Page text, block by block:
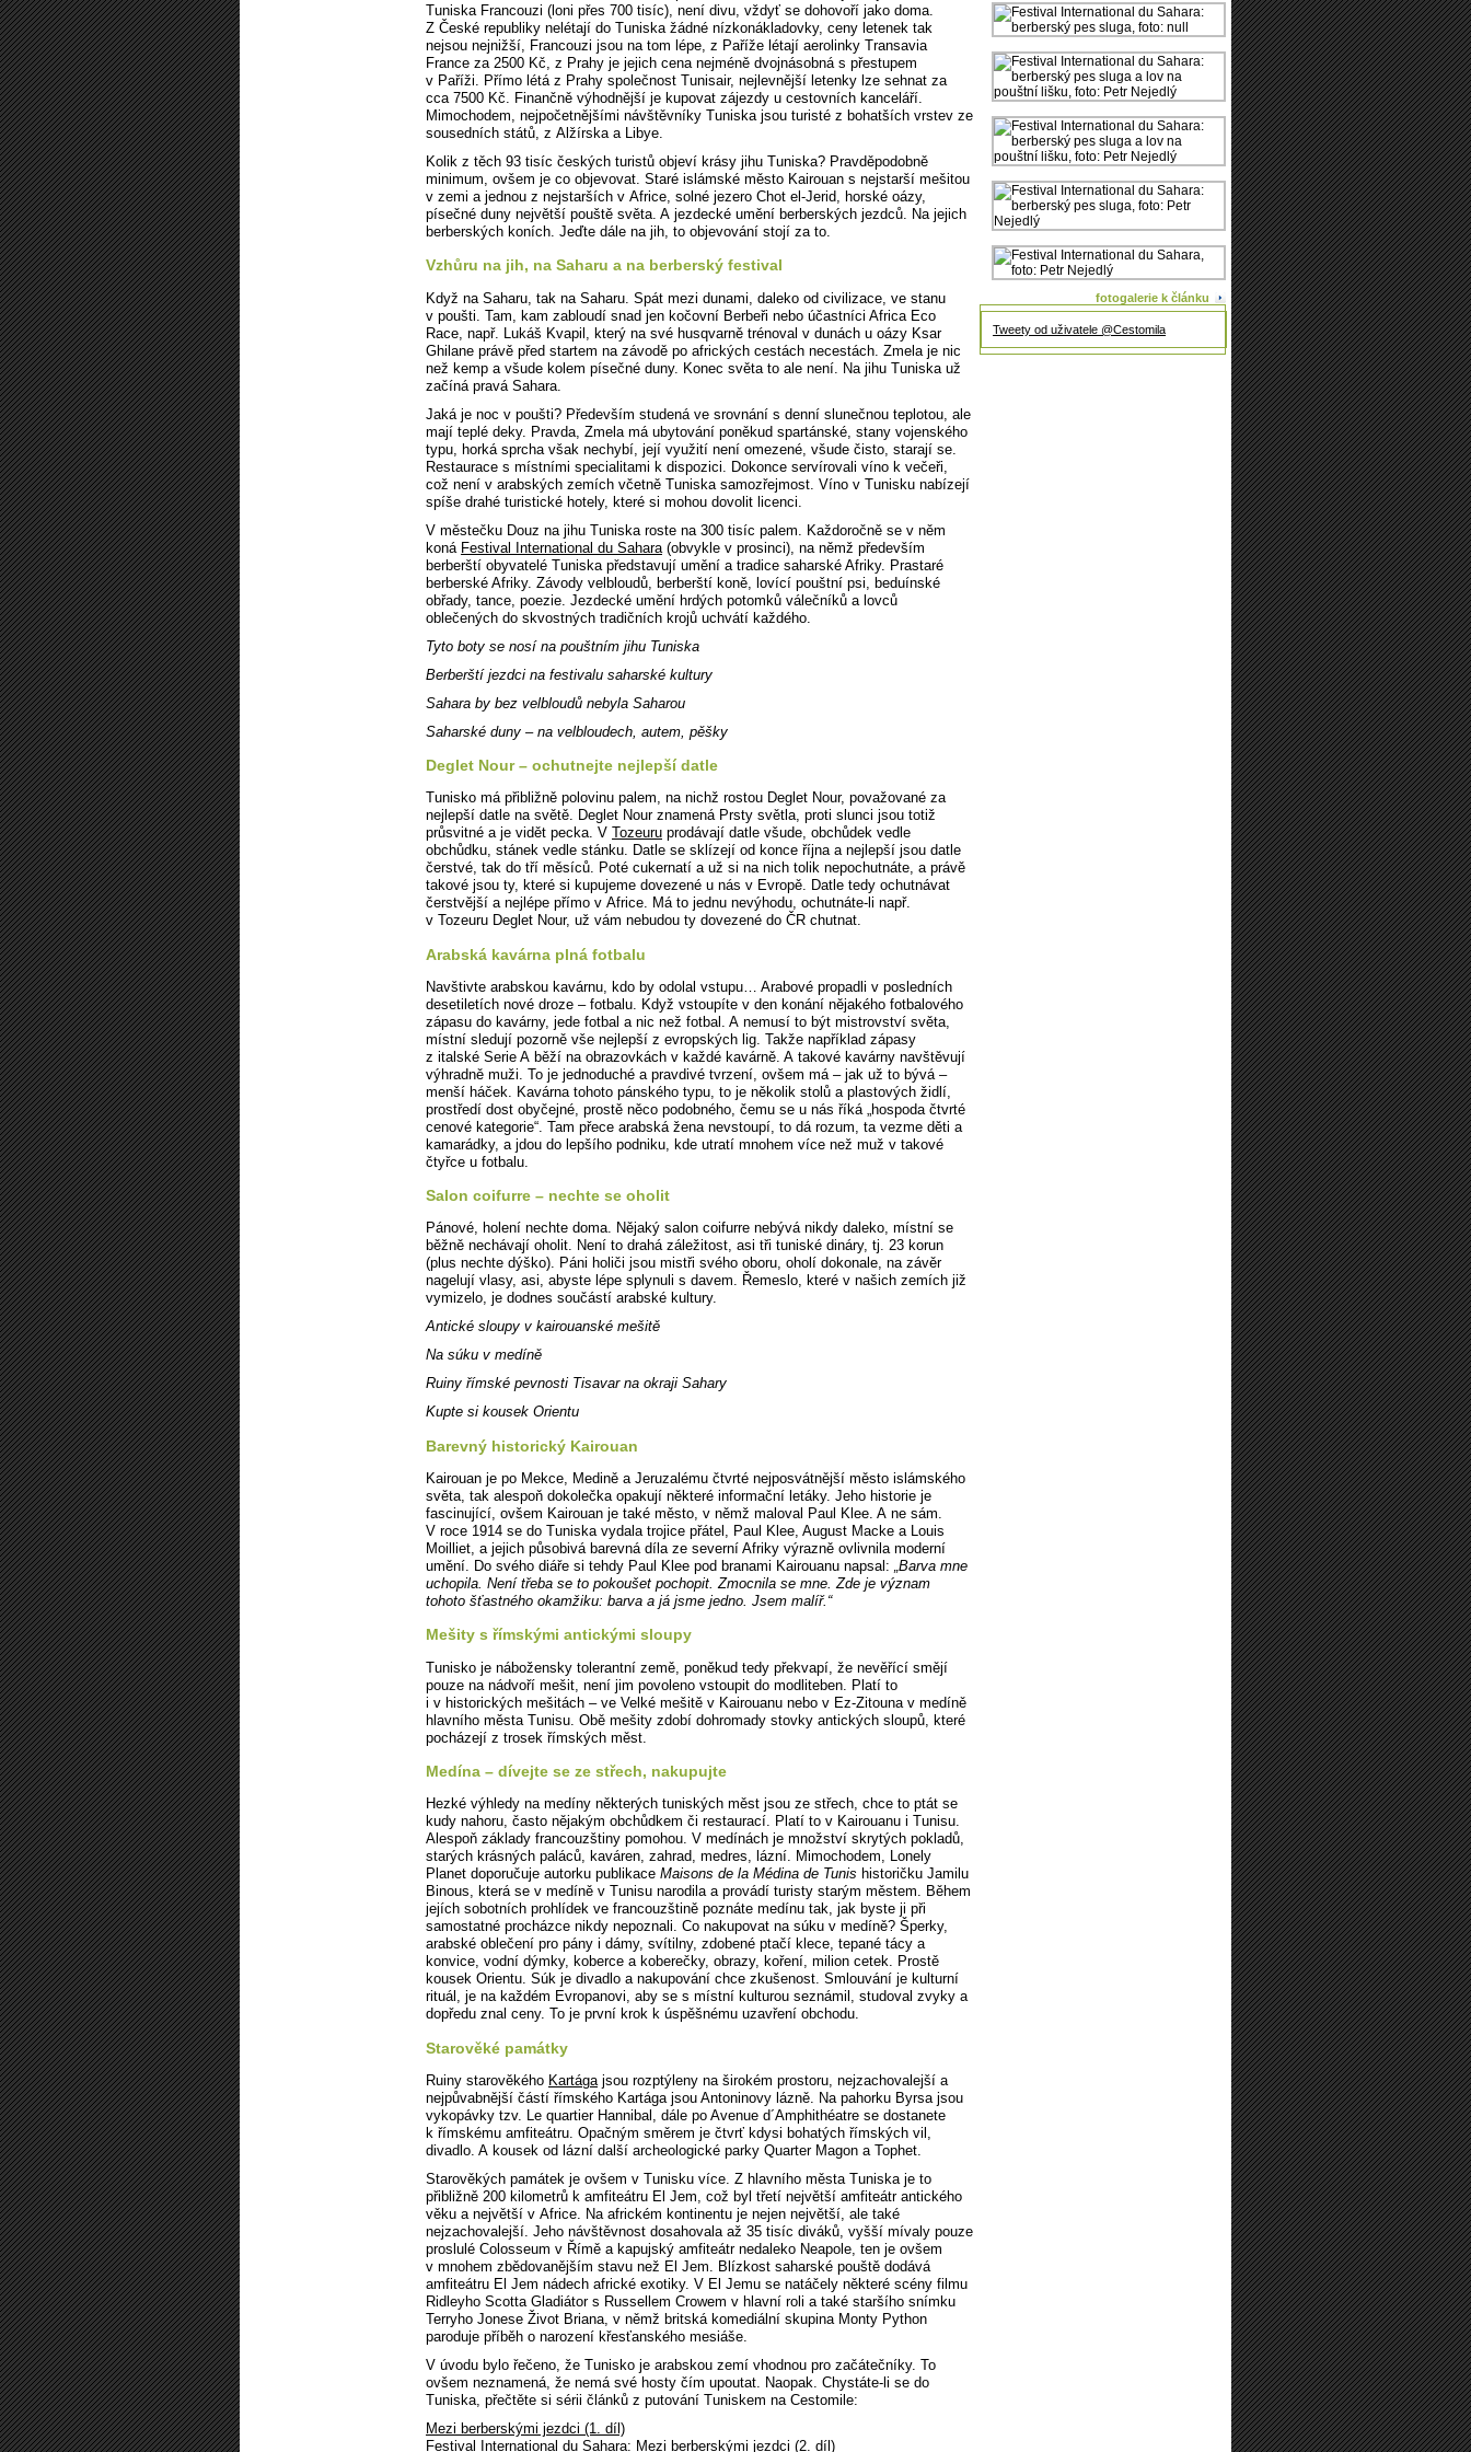
Tuniska Francouzi (loni přes 700 tisíc), není divu, vždyť se dohovoří jako doma.
Z České republiky nelétají do Tuniska žádné nízkonákladovky, ceny letenek tak
nejsou nejnižší, Francouzi jsou na tom lépe, z Paříže létají aerolinky Transavia
France za 2500 Kč, z Prahy je jejich cena nejméně dvojnásobná s přestupem
v Paříži. Přímo létá z Prahy společnost Tunisair, nejlevnější letenky lze sehnat za
cca 7500 Kč. Finančně výhodnější je kupovat zájezdy u cestovních kanceláří.
Mimochodem, nejpočetnějšími návštěvníky Tuniska jsou turisté z bohatších vrstev ze
sousedních států, z Alžírska a Libye.
Kolik z těch 93 tisíc českých turistů objeví krásy jihu Tuniska? Pravděpodobně
minimum, ovšem je co objevovat. Staré islámské město Kairouan s nejstarší mešitou
v zemi a jednou z nejstarších v Africe, solné jezero Chot el-Jerid, horské oázy,
písečné duny největší pouště světa. A jezdecké umění berberských jezdců. Na jejich
berberských koních. Jeďte dále na jih, to objevování stojí za to.
Vzhůru na jih, na Saharu a na berberský festival
Když na Saharu, tak na Saharu. Spát mezi dunami, daleko od civilizace, ve stanu
v poušti. Tam, kam zabloudí snad jen kočovní Berbeři nebo účastníci Africa Eco
Race, např. Lukáš Kvapil, který na své husqvarně trénoval v dunách u oázy Ksar
Ghilane právě před startem na závodě po afrických cestách necestách. Zmela je nic
než kemp a všude kolem písečné duny. Konec světa to ale není. Na jihu Tuniska už
začíná pravá Sahara.
Jaká je noc v poušti? Především studená ve srovnání s denní slunečnou teplotou, ale
mají teplé deky. Pravda, Zmela má ubytování poněkud spartánské, stany vojenského
typu, horká sprcha však nechybí, její využití není omezené, všude čisto, starají se.
Restaurace s místními specialitami k dispozici. Dokonce servírovali víno k večeři,
což není v arabských zemích včetně Tuniska samozřejmost. Víno v Tunisku nabízejí
spíše drahé turistické hotely, které si mohou dovolit licenci.
V městečku Douz na jihu Tuniska roste na 300 tisíc palem. Každoročně se v něm
koná Festival International du Sahara (obvykle v prosinci), na němž především
berberští obyvatelé Tuniska představují umění a tradice saharské Afriky. Prastaré
berberské Afriky. Závody velbloudů, berberští koně, lovící pouštní psi, beduínské
obřady, tance, poezie. Jezdecké umění hrdých potomků válečníků a lovců
oblečených do skvostných tradičních krojů uchvátí každého.
Tyto boty se nosí na pouštním jihu Tuniska
Berberští jezdci na festivalu saharské kultury
Sahara by bez velbloudů nebyla Saharou
Saharské duny – na velbloudech, autem, pěšky
Deglet Nour – ochutnejte nejlepší datle
Tunisko má přibližně polovinu palem, na nichž rostou Deglet Nour, považované za
nejlepší datle na světě. Deglet Nour znamená Prsty světla, proti slunci jsou totiž
průsvitné a je vidět pecka. V Tozeuru prodávají datle všude, obchůdek vedle
obchůdku, stánek vedle stánku. Datle se sklízejí od konce října a nejlepší jsou datle
čerstvé, tak do tří měsíců. Poté cukernatí a už si na nich tolik nepochutnáte, a právě
takové jsou ty, které si kupujeme dovezené u nás v Evropě. Datle tedy ochutnávat
čerstvější a nejlépe přímo v Africe. Má to jednu nevýhodu, ochutnáte-li např.
v Tozeuru Deglet Nour, už vám nebudou ty dovezené do ČR chutnat.
Arabská kavárna plná fotbalu
Navštivte arabskou kavárnu, kdo by odolal vstupu… Arabové propadli v posledních
desetiletích nové droze – fotbalu. Když vstoupíte v den konání nějakého fotbalového
zápasu do kavárny, jede fotbal a nic než fotbal. A nemusí to být mistrovství světa,
místní sledují pozorně vše nejlepší z evropských lig. Takže například zápasy
z italské Serie A běží na obrazovkách v každé kavárně. A takové kavárny navštěvují
výhradně muži. To je jednoduché a pravdivé tvrzení, ovšem má – jak už to bývá –
menší háček. Kavárna tohoto pánského typu, to je několik stolů a plastových židlí,
prostředí dost obyčejné, prostě něco podobného, čemu se u nás říká „hospoda čtvrté
cenové kategorie“. Tam přece arabská žena nevstoupí, to dá rozum, ta vezme děti a
kamarádky, a jdou do lepšího podniku, kde utratí mnohem více než muž v takové
čtyřce u fotbalu.
Salon coifurre – nechte se oholit
Pánové, holení nechte doma. Nějaký salon coifurre nebývá nikdy daleko, místní se
běžně nechávají oholit. Není to drahá záležitost, asi tři tuniské dináry, tj. 23 korun
(plus nechte dýško). Páni holiči jsou mistři svého oboru, oholí dokonale, na závěr
nagelují vlasy, asi, abyste lépe splynuli s davem. Řemeslo, které v našich zemích již
vymizelo, je dodnes součástí arabské kultury.
Antické sloupy v kairouanské mešitě
Na súku v medíně
Ruiny římské pevnosti Tisavar na okraji Sahary
Kupte si kousek Orientu
Barevný historický Kairouan
Kairouan je po Mekce, Medině a Jeruzalému čtvrté nejposvátnější město islámského
světa, tak alespoň dokolečka opakují některé informační letáky. Jeho historie je
fascinující, ovšem Kairouan je také město, v němž maloval Paul Klee. A ne sám.
V roce 1914 se do Tuniska vydala trojice přátel, Paul Klee, August Macke a Louis
Moilliet, a jejich působivá barevná díla ze severní Afriky výrazně ovlivnila moderní
umění. Do svého diáře si tehdy Paul Klee pod branami Kairouanu napsal: „Barva mne
uchopila. Není třeba se to pokoušet pochopit. Zmocnila se mne. Zde je význam
tohoto šťastného okamžiku: barva a já jsme jedno. Jsem malíř.“
Mešity s římskými antickými sloupy
Tunisko je nábožensky tolerantní země, poněkud tedy překvapí, že nevěřící smějí
pouze na nádvoří mešit, není jim povoleno vstoupit do modliteben. Platí to
i v historických mešitách – ve Velké mešitě v Kairouanu nebo v Ez-Zitouna v medíně
hlavního města Tunisu. Obě mešity zdobí dohromady stovky antických sloupů, které
pocházejí z trosek římských měst.
Medína – dívejte se ze střech, nakupujte
Hezké výhledy na medíny některých tuniských měst jsou ze střech, chce to ptát se
kudy nahoru, často nějakým obchůdkem či restaurací. Platí to v Kairouanu i Tunisu.
Alespoň základy francouzštiny pomohou. V medínách je množství skrytých pokladů,
starých krásných paláců, kaváren, zahrad, medres, lázní. Mimochodem, Lonely
Planet doporučuje autorku publikace Maisons de la Médina de Tunis historičku Jamilu
Binous, která se v medíně v Tunisu narodila a provádí turisty starým městem. Během
jejích sobotních prohlídek ve francouzštině poznáte medínu tak, jak byste ji při
samostatné procházce nikdy nepoznali. Co nakupovat na súku v medíně? Šperky,
arabské oblečení pro pány i dámy, svítilny, zdobené ptačí klece, tepané tácy a
konvice, vodní dýmky, koberce a koberečky, obrazy, koření, milion cetek. Prostě
kousek Orientu. Súk je divadlo a nakupování chce zkušenost. Smlouvání je kulturní
rituál, je na každém Evropanovi, aby se s místní kulturou seznámil, studoval zvyky a
dopředu znal ceny. To je první krok k úspěšnému uzavření obchodu.
Starověké památky
Ruiny starověkého Kartága jsou rozptýleny na širokém prostoru, nejzachovalejší a
nejpůvabnější částí římského Kartága jsou Antoninovy lázně. Na pahorku Byrsa jsou
vykopávky tzv. Le quartier Hannibal, dále po Avenue d´Amphithéatre se dostanete
k římskému amfiteátru. Opačným směrem je čtvrť kdysi bohatých římských vil,
divadlo. A kousek od lázní další archeologické parky Quarter Magon a Tophet.
Starověkých památek je ovšem v Tunisku více. Z hlavního města Tuniska je to
přibližně 200 kilometrů k amfiteátru El Jem, což byl třetí největší amfiteátr antického
věku a největší v Africe. Na africkém kontinentu je nejen největší, ale také
nejzachovalejší. Jeho návštěvnost dosahovala až 35 tisíc diváků, vyšší mívaly pouze
proslulé Colosseum v Římě a kapujský amfiteátr nedaleko Neapole, ten je ovšem
v mnohem zbědovanějším stavu než El Jem. Blízkost saharské pouště dodává
amfiteátru El Jem nádech africké exotiky. V El Jemu se natáčely některé scény filmu
Ridleyho Scotta Gladiátor s Russellem Crowem v hlavní roli a také staršího snímku
Terryho Jonese Život Briana, v němž britská komediální skupina Monty Python
paroduje příběh o narození křesťanského mesiáše.
V úvodu bylo řečeno, že Tunisko je arabskou zemí vhodnou pro začátečníky. To
ovšem neznamená, že nemá své hosty čím upoutat. Naopak. Chystáte-li se do
Tuniska, přečtěte si sérii článků z putování Tuniskem na Cestomile:
Mezi berberskými jezdci (1. díl)
Festival International du Sahara: Mezi berberskými jezdci (2. díl)
fotogalerie k článku
Tweety od uživatele @Cestomila